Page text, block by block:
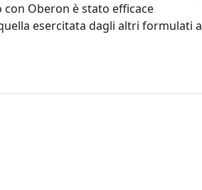
Oberon è stato efficace
esercitata dagli altri formulati a